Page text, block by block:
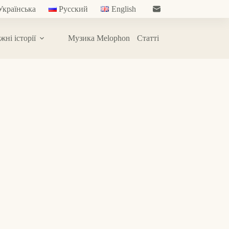
Русский English
історії Музика Melophon Статті